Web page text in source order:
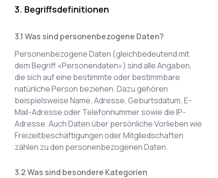
Begriffsdefinitionen
Was sind personenbezogene Daten?
Personenbezogene Daten (gleichbedeutend mit
dem Begriff «Personendaten») sind alle Angaben,
die sich auf eine bestimmte oder bestimmbare
natürliche Person beziehen. Dazu gehören
beispielsweise Name, Adresse, Geburtsdatum, E-
Mail-Adresse oder Telefonnummer sowie die IP-
Adresse. Auch Daten über persönliche Vorlieben wie
Freizeitbeschäftigungen oder Mitgliedschaften
zählen zu den personenbezogenen Daten.
Was sind besondere Kategorien